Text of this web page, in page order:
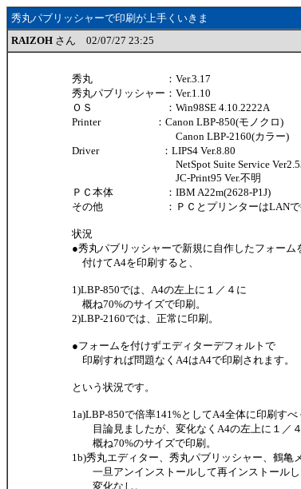
秀丸パブリッシャーで印刷が上手くいきま
RAIZOH さん 02/07/27 23:25
秀丸 ：Ver.3.17
秀丸パブリッシャー：Ver.1.10
ＯＳ ：Win98SE 4.10.2222A
Printer ：Canon LBP-850(モノクロ)
Canon LBP-2160(カラー)
Driver ：LIPS4 Ver.8.80
NetSpot Suite Service
JC-Print95 Ver.不明
ＰＣ本体 ：IBM A22m(2628-P1J)
その他 ：ＰＣとプリンターはLANで
状況
●秀丸パブリッシャーで新規に自作したフォーム
付けてA4を印刷すると、
1)LBP-850では、A4の左上に１／４に
概ね70%のサイズで印刷。
2)LBP-2160では、正常に印刷。
●フォームを付けずエディターデフォルトで
印刷すれば問題なくA4はA4で印刷されます。
という状況です。
1a)LBP-850で倍率141%としてA4全体に印刷すべ
目論見ましたが、変化なくA4の左上に１／
概ね70%のサイズで印刷。
1b)秀丸エディター、秀丸パブリッシャー、鶴亀
一旦アンインストールして再インストールし
変化なし。